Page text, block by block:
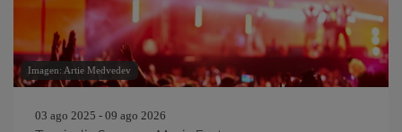
Imagen: Artie Medvedev
03 ago 2025 - 09 ago 2026